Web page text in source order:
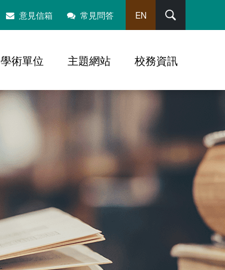
意見信箱 常見問答 EN
學術單位 主題網站 校務資訊